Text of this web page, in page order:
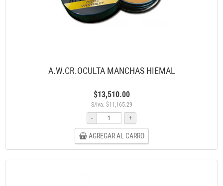
A.W.CR.OCULTA MANCHAS HIEMAL
$13,510.00
S/Iva: $11,165.29
-
+
AGREGAR AL CARRO